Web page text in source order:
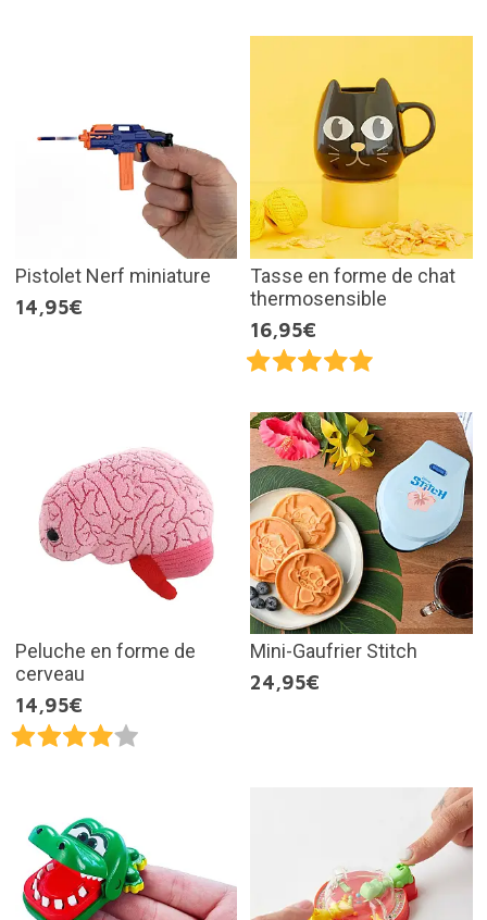
Pistolet Nerf miniature
14,95€
Tasse en forme de chat
thermosensible
16,95€
Peluche en forme de
cerveau
14,95€
Mini-Gaufrier Stitch
24,95€